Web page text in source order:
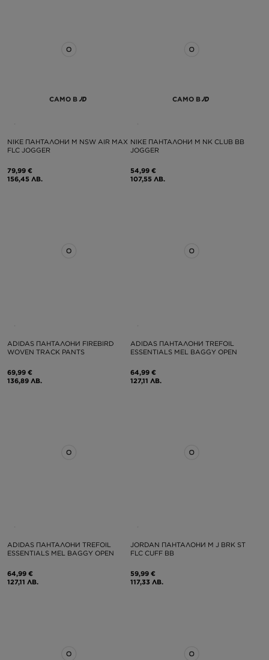
САМО В
NIKE ПАНТАЛОНИ M NSW AIR MAX
FLC JOGGER
79,99 €
156,45 ЛВ.
САМО В
NIKE ПАНТАЛОНИ M NK CLUB BB
JOGGER
54,99 €
107,55 ЛВ.
ADIDAS ПАНТАЛОНИ FIREBIRD
WOVEN TRACK PANTS
69,99 €
136,89 ЛВ.
ADIDAS ПАНТАЛОНИ TREFOIL
ESSENTIALS MEL BAGGY OPEN
64,99 €
127,11 ЛВ.
ADIDAS ПАНТАЛОНИ TREFOIL
ESSENTIALS MEL BAGGY OPEN
64,99 €
127,11 ЛВ.
JORDAN ПАНТАЛОНИ M J BRK ST
FLC CUFF BB
59,99 €
117,33 ЛВ.